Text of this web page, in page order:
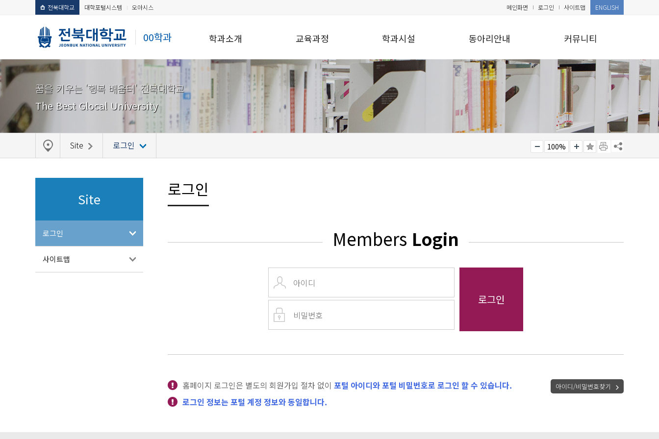
전북대학교 대학포털시스템 오아시스
00학과
메인화면 로그인 사이트맵 ENGLISH
학과소개 교육과정 학과시설 동아리안내 커뮤니티
꿈을 키우는 '행복 배움터' 전북대학교
The Best Glocal University
Site 로그인 100%
Site
로그인
사이트맵
로그인
Members Login
홈페이지 로그인은 별도의 회원가입 절차 없이 포털 아이디와 포털 비밀번호로 로그인 할 수 있습니다.
로그인 정보는 포털 계정 정보와 동일합니다.
아이디/비밀번호찾기